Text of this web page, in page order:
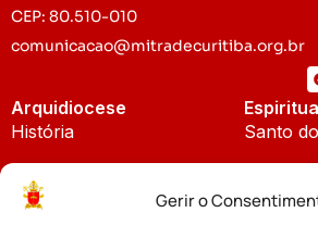
Gerir o
CEP: 80.510-010
comunicacao@mitradecuritiba.org.br
Arquidiocese
História
Padroeira
Santo